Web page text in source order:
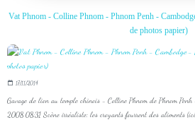
Vat Phnom - Colline Phnom - Phnom Penh -
de photos papier)
17/11/2014
Gavage de lion au temple chinois - Colline Phnom de Phnom
2008 08:31 Scène irréaliste: les croyants fourrent des aliments